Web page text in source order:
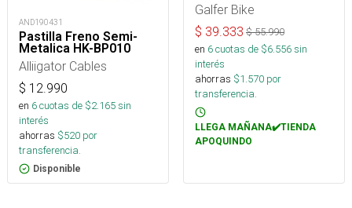
AND190431
Pastilla Freno Semi-
Metalica HK-BP010
Alliigator Cables
$ 12.990
en 6cuotas de $2.165sin
interés
ahorras $520 por
transferencia.
Disponible
Galfer Bike
$ 39.333 $55.990
en 6cuotas de $6.556sin
interés
ahorras $1.570 por
transferencia.
LLEGA MAÑANA✔️TIENDA
APOQUINDO